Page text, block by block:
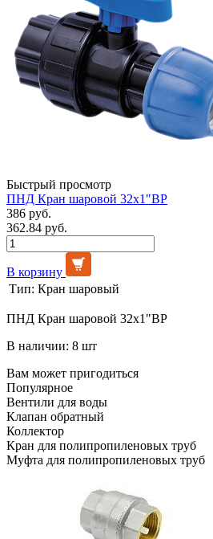
Быстрый просмотр
ПНД Кран шаровой 32х1"ВР
386 руб.
362.84 руб.
В корзину
Тип: Кран шаровый
ПНД Кран шаровой 32х1"ВР
В наличии: 8 шт
Вам может пригодиться
Популярное
Вентили для воды
Клапан обратный
Коллектор
Кран для полипропиленовых труб
Муфта для полипропиленовых труб